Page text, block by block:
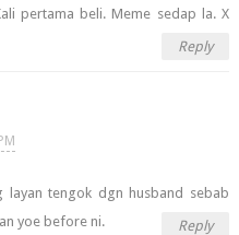
pertama beli. Meme sedap la. X
Reply
layan tengok dgn husband sebab
yoe before ni.
Reply